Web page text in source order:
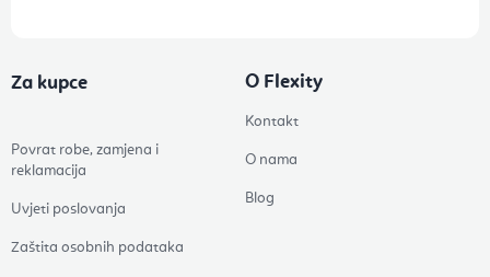
Za kupce
Povrat robe, zamjena i
reklamacija
Uvjeti poslovanja
Zaštita osobnih podataka
O Flexity
Kontakt
O nama
Blog